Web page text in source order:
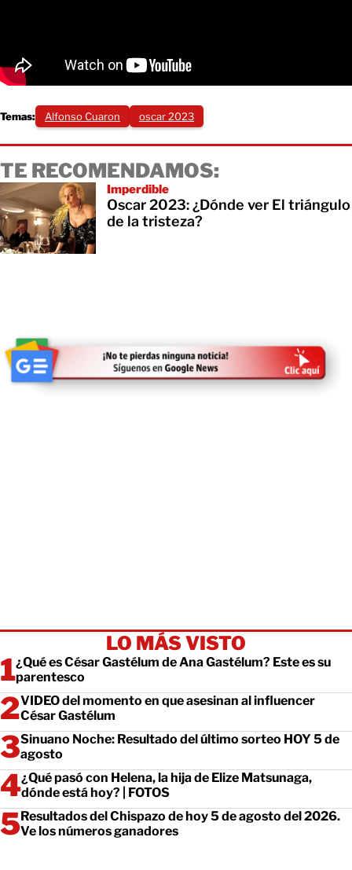
Temas: Alfonso Cuaron oscar 2023
TE RECOMENDAMOS:
Imperdible
Oscar 2023: ¿Dónde ver El triángulo
de la tristeza?
LO MÁS VISTO
¿Qué es César Gastélum de Ana Gastélum? Este es su
parentesco
VIDEO del momento en que asesinan al influencer
César Gastélum
Sinuano Noche: Resultado del último sorteo HOY 5 de
agosto
¿Qué pasó con Helena, la hija de Elize Matsunaga,
dónde está hoy? | FOTOS
Resultados del Chispazo de hoy 5 de agosto del 2026.
Ve los números ganadores